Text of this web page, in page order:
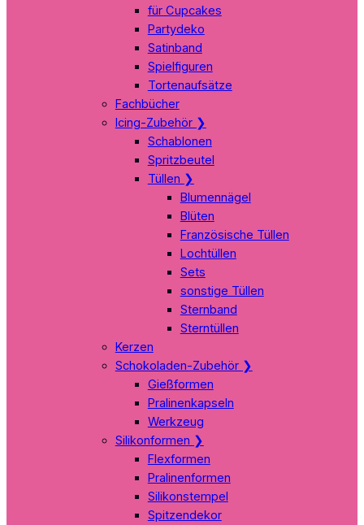
für Cupcakes
Partydeko
Satinband
Spielfiguren
Tortenaufsätze
Fachbücher
Icing-Zubehör ❯
Schablonen
Spritzbeutel
Tüllen ❯
Blumennägel
Blüten
Französische Tüllen
Lochtüllen
Sets
sonstige Tüllen
Sternband
Sterntüllen
Kerzen
Schokoladen-Zubehör ❯
Gießformen
Pralinenkapseln
Werkzeug
Silikonformen ❯
Flexformen
Pralinenformen
Silikonstempel
Spitzendekor